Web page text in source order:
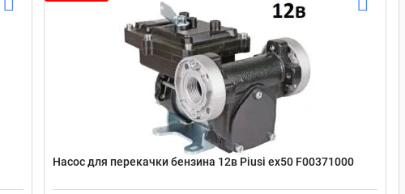
Насос для перекачки бензина 12в Piusi ex50 F00371000